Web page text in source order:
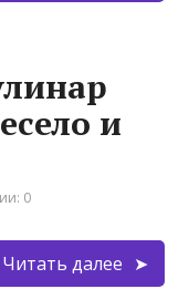
и
0
Читать далее